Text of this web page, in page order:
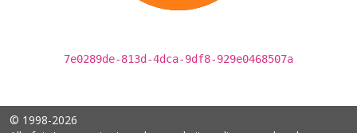
7e0289de-813d-4dca-9df8-929e0468507a
© 1998-2026